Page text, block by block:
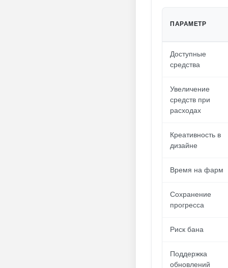
ПАРАМЕТР
Доступные
средства
Увеличение
средств при
расходах
Креативность в
дизайне
Время на фарм
Сохранение
прогресса
Риск бана
Поддержка
обновлений